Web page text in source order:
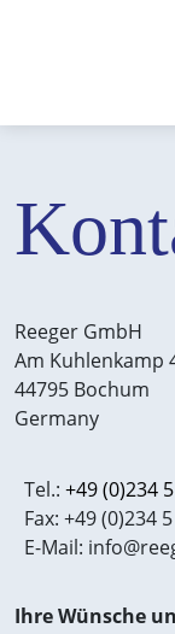
Reeger GmbH
Am Kuhlenkamp
44795 Bochum
Germany
Tel.: +49 (0)234
Fax: +49 (0)234
E-Mail:
Ihre Wünsche